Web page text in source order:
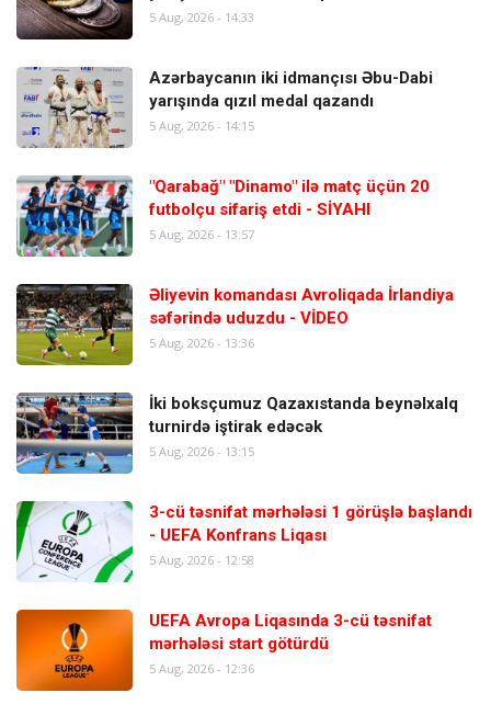
5 Aug, 2026 - 14:33
Azərbaycanın iki idmançısı Əbu-Dabi
yarışında qızıl medal qazandı
5 Aug, 2026 - 14:15
"Qarabağ" "Dinamo" ilə matç üçün 20
futbolçu sifariş etdi - SİYAHI
5 Aug, 2026 - 13:57
Əliyevin komandası Avroliqada İrlandiya
səfərində uduzdu - VİDEO
5 Aug, 2026 - 13:36
İki boksçumuz Qazaxıstanda beynəlxalq
turnirdə iştirak edəcək
5 Aug, 2026 - 13:15
3-cü təsnifat mərhələsi 1 görüşlə başlandı
- UEFA Konfrans Liqası
5 Aug, 2026 - 12:58
UEFA Avropa Liqasında 3-cü təsnifat
mərhələsi start götürdü
5 Aug, 2026 - 12:36